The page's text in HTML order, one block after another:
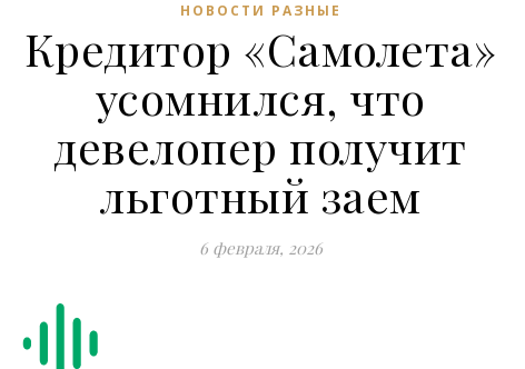
НОВОСТИ РАЗНЫЕ
Кредитор «Самолета»
усомнился, что
девелопер получит
льготный заем
6 февраля, 2026